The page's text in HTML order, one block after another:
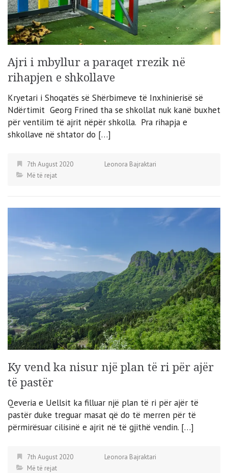
Ajri i mbyllur a paraqet rrezik në
rihapjen e shkollave
Kryetari i Shoqatës së Shërbimeve të Inxhinierisë së
Ndërtimit Georg Frined tha se shkollat nuk kanë buxhet
për ventilim të ajrit nëpër shkolla. Pra rihapja e
shkollave në shtator do […]
7th August 2020
Leonora Bajraktari
Më të rejat
Ky vend ka nisur një plan të ri për ajër
të pastër
Qeveria e Uellsit ka filluar një plan të ri për ajër të
pastër duke treguar masat që do të merren për të
përmirësuar cilisinë e ajrit në të gjithë vendin. […]
7th August 2020
Leonora Bajraktari
Më të rejat